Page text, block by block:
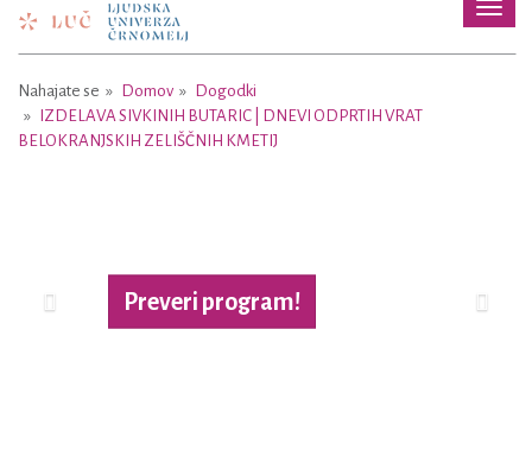
Nahajate se Domov
Dogodki
IZDELAVA SIVKINIH BUTARIC | DNEVI ODPRTIH VRAT
BELOKRANJSKIH ZELIŠČNIH KMETIJ
Preveri program!